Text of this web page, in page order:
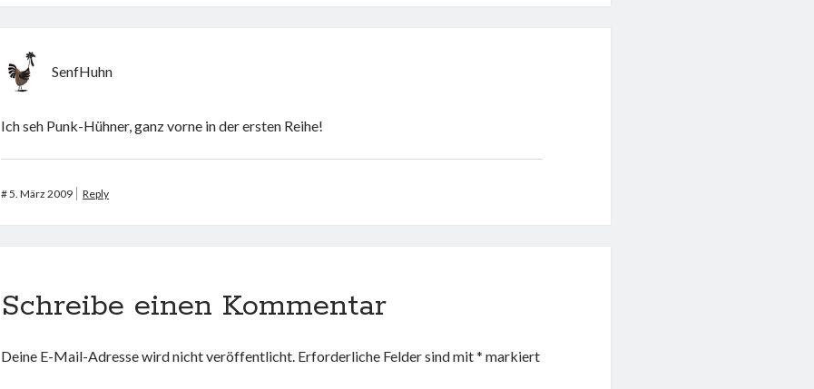
SenfHuhn
Ich seh Punk-Hühner, ganz vorne in der ersten Reihe!
#5. März 2009 Reply
Schreibe einen Kommentar
Deine E-Mail-Adresse wird nicht veröffentlicht. Erforderliche Felder sind mit* markiert